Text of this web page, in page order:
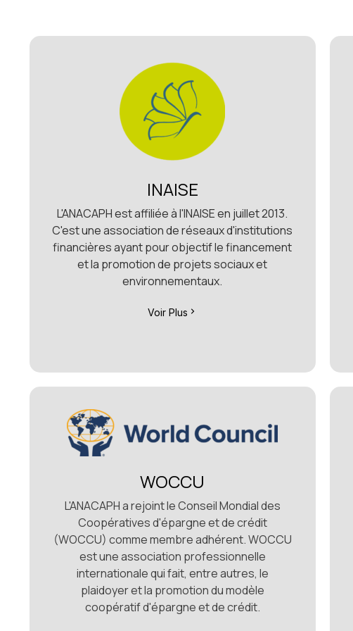
INAISE
L'ANACAPH est affiliée à l'INAISE en juillet 2013.
C'est une association de réseaux d'institutions
financières ayant pour objectif le financement
et la promotion de projets sociaux et
environnementaux.
Voir Plus
WOCCU
L'ANACAPH a rejoint le Conseil Mondial des
Coopératives d'épargne et de crédit
(WOCCU) comme membre adhérent. WOCCU
est une association professionnelle
internationale qui fait, entre autres, le
plaidoyer et la promotion du modèle
coopératif d'épargne et de crédit.